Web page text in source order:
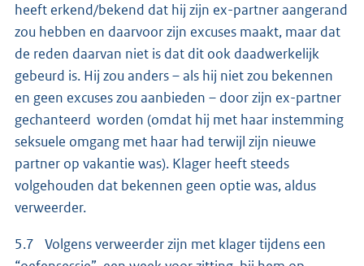
heeft erkend/bekend dat hij zijn ex-partner aangerand
zou hebben en daarvoor zijn excuses maakt, maar dat
de reden daarvan niet is dat dit ook daadwerkelijk
gebeurd is. Hij zou anders – als hij niet zou bekennen
en geen excuses zou aanbieden – door zijn ex-partner
gechanteerd worden (omdat hij met haar instemming
seksuele omgang met haar had terwijl zijn nieuwe
partner op vakantie was). Klager heeft steeds
volgehouden dat bekennen geen optie was, aldus
verweerder.
5.7 Volgens verweerder zijn met klager tijdens een